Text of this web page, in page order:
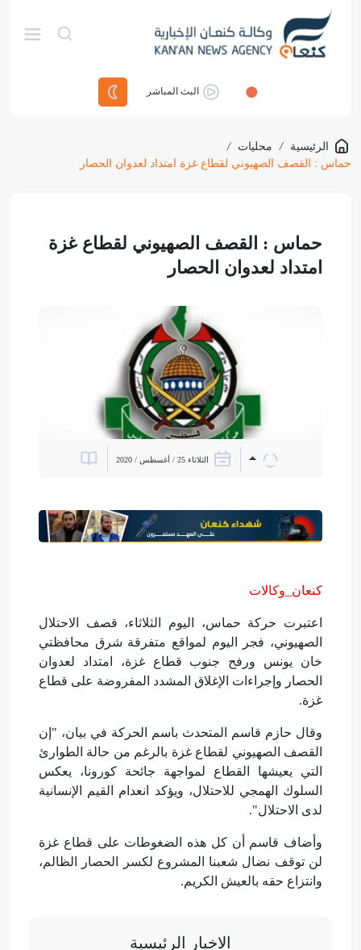
البث المباشر
الرئيسية / محليات
/
حماس : القصف الصهيوني لقطاع غزة امتداد لعدوان الحصار
حماس : القصف الصهيوني لقطاع غزة
امتداد لعدوان الحصار
الثلاثاء 25 / أغسطس / 2020
كنعان_وكالات
اعتبرت حركة حماس، اليوم الثلاثاء، قصف الاحتلال
الصهيوني، فجر اليوم لمواقع متفرقة شرق محافظتي
خان يونس ورفح جنوب قطاع غزة، امتداد لعدوان
الحصار وإجراءات الإغلاق المشدد المفروضة على قطاع
غزة.
وقال حازم قاسم المتحدث باسم الحركة في بيان، "إن
القصف الصهيوني لقطاع غزة بالرغم من حالة الطوارئ
التي يعيشها القطاع لمواجهة جائحة كورونا، يعكس
السلوك الهمجي للاحتلال، ويؤكد انعدام القيم الإنسانية
لدى الاحتلال".⁦
وأضاف قاسم أن كل هذه الضغوطات على قطاع غزة
لن توقف نضال شعبنا المشروع لكسر الحصار الظالم،
وانتزاع حقه بالعيش الكريم.
الاخبار الرئيسية